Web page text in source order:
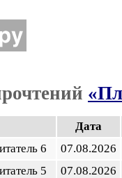
Дата
6
07.08.2026
5
07.08.2026